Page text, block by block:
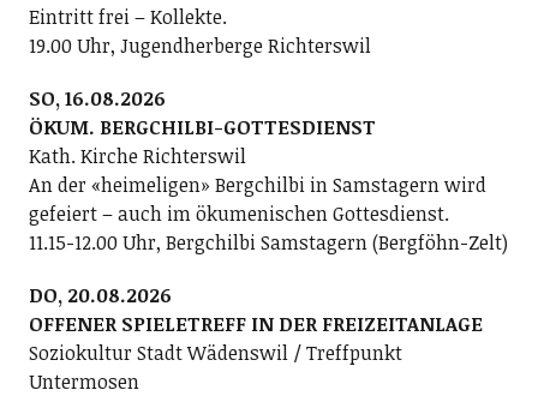
Eintritt frei – Kollekte.
19.00 Uhr, Jugendherberge Richterswil
SO, 16.08.2026
ÖKUM. BERGCHILBI-GOTTESDIENST
Kath. Kirche Richterswil
An der «heimeligen» Bergchilbi in Samstagern wird
gefeiert – auch im ökumenischen Gottesdienst.
11.15-12.00 Uhr, Bergchilbi Samstagern (Bergföhn-Zelt)
DO, 20.08.2026
OFFENER SPIELETREFF IN DER FREIZEITANLAGE
Soziokultur Stadt Wädenswil / Treffpunkt
Untermosen